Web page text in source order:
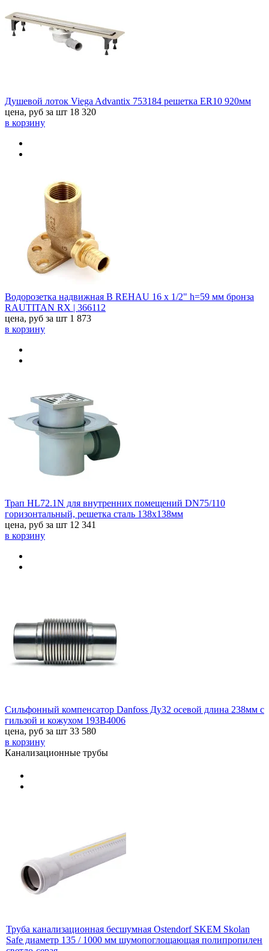
Душевой лоток Viega Advantix 753184 решетка ER10 920мм
цена, руб за шт 18 320
в корзину
Водорозетка надвижная В REHAU 16 x 1/2" h=59 мм бронза
RAUTITAN RX | 366112
цена, руб за шт 1 873
в корзину
Трап HL72.1N для внутренних помещений DN75/110
горизонтальный, решетка сталь 138х138мм
цена, руб за шт 12 341
в корзину
Сильфонный компенсатор Danfoss Ду32 осевой длина 238мм с
гильзой и кожухом 193B4006
цена, руб за шт 33 580
в корзину
Канализационные трубы
Труба канализационная бесшумная Ostendorf SKEM Skolan
Safe диаметр 135 / 1000 мм шумопоглощающая полипропилен